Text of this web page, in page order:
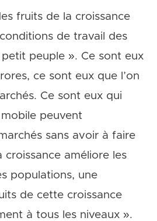
fruits de la croissance
de travail des
peuple ». Ce sont eux
ce sont eux que l’on
Ce sont eux qui
peuvent
sans avoir à faire
croissance améliore les
populations, une
de cette croissance
à tous les niveaux ».